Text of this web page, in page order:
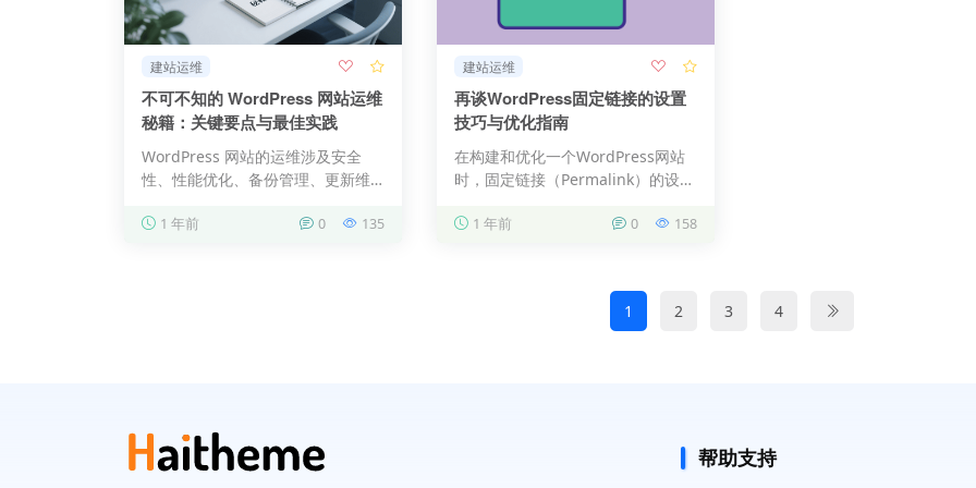
建站运维
不可不知的 WordPress 网站运维
秘籍：关键要点与最佳实践
WordPress 网站的运维涉及安全
性、性能优化、备份管理、更新维
1 年前 0 135
建站运维
再谈WordPress固定链接的设置
技巧与优化指南
在构建和优化一个WordPress网站
时，固定链接（Permalink）的设置
1 年前 0 158
1 2 3 4
帮助支持